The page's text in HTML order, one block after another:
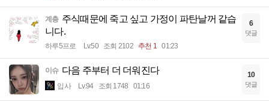
계층 주식때문에 죽고 싶고 가정이 파탄날꺼 같습
니다.
하루5프로 Lv.50 조회 2102 추천 1 01:23
6
댓글
이슈 다음 주부터 더 더워진다
입사 Lv.94 조회 1748 01:16
10
댓글